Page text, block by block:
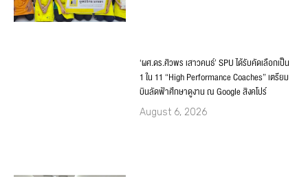
‘ผศ.ดร.ศิวพร เสาวคนธ์’ SPU ได้รับคัดเลือกเป็น
1 ใน 11 “High Performance Coaches” เตรียม
บินลัดฟ้าศึกษาดูงาน ณ Google สิงคโปร์
August 6, 2026